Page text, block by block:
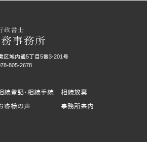
区城内通5丁目5番3-201号
805-2678
続登記･相続手続
相続放棄
客様の声
事務所案内